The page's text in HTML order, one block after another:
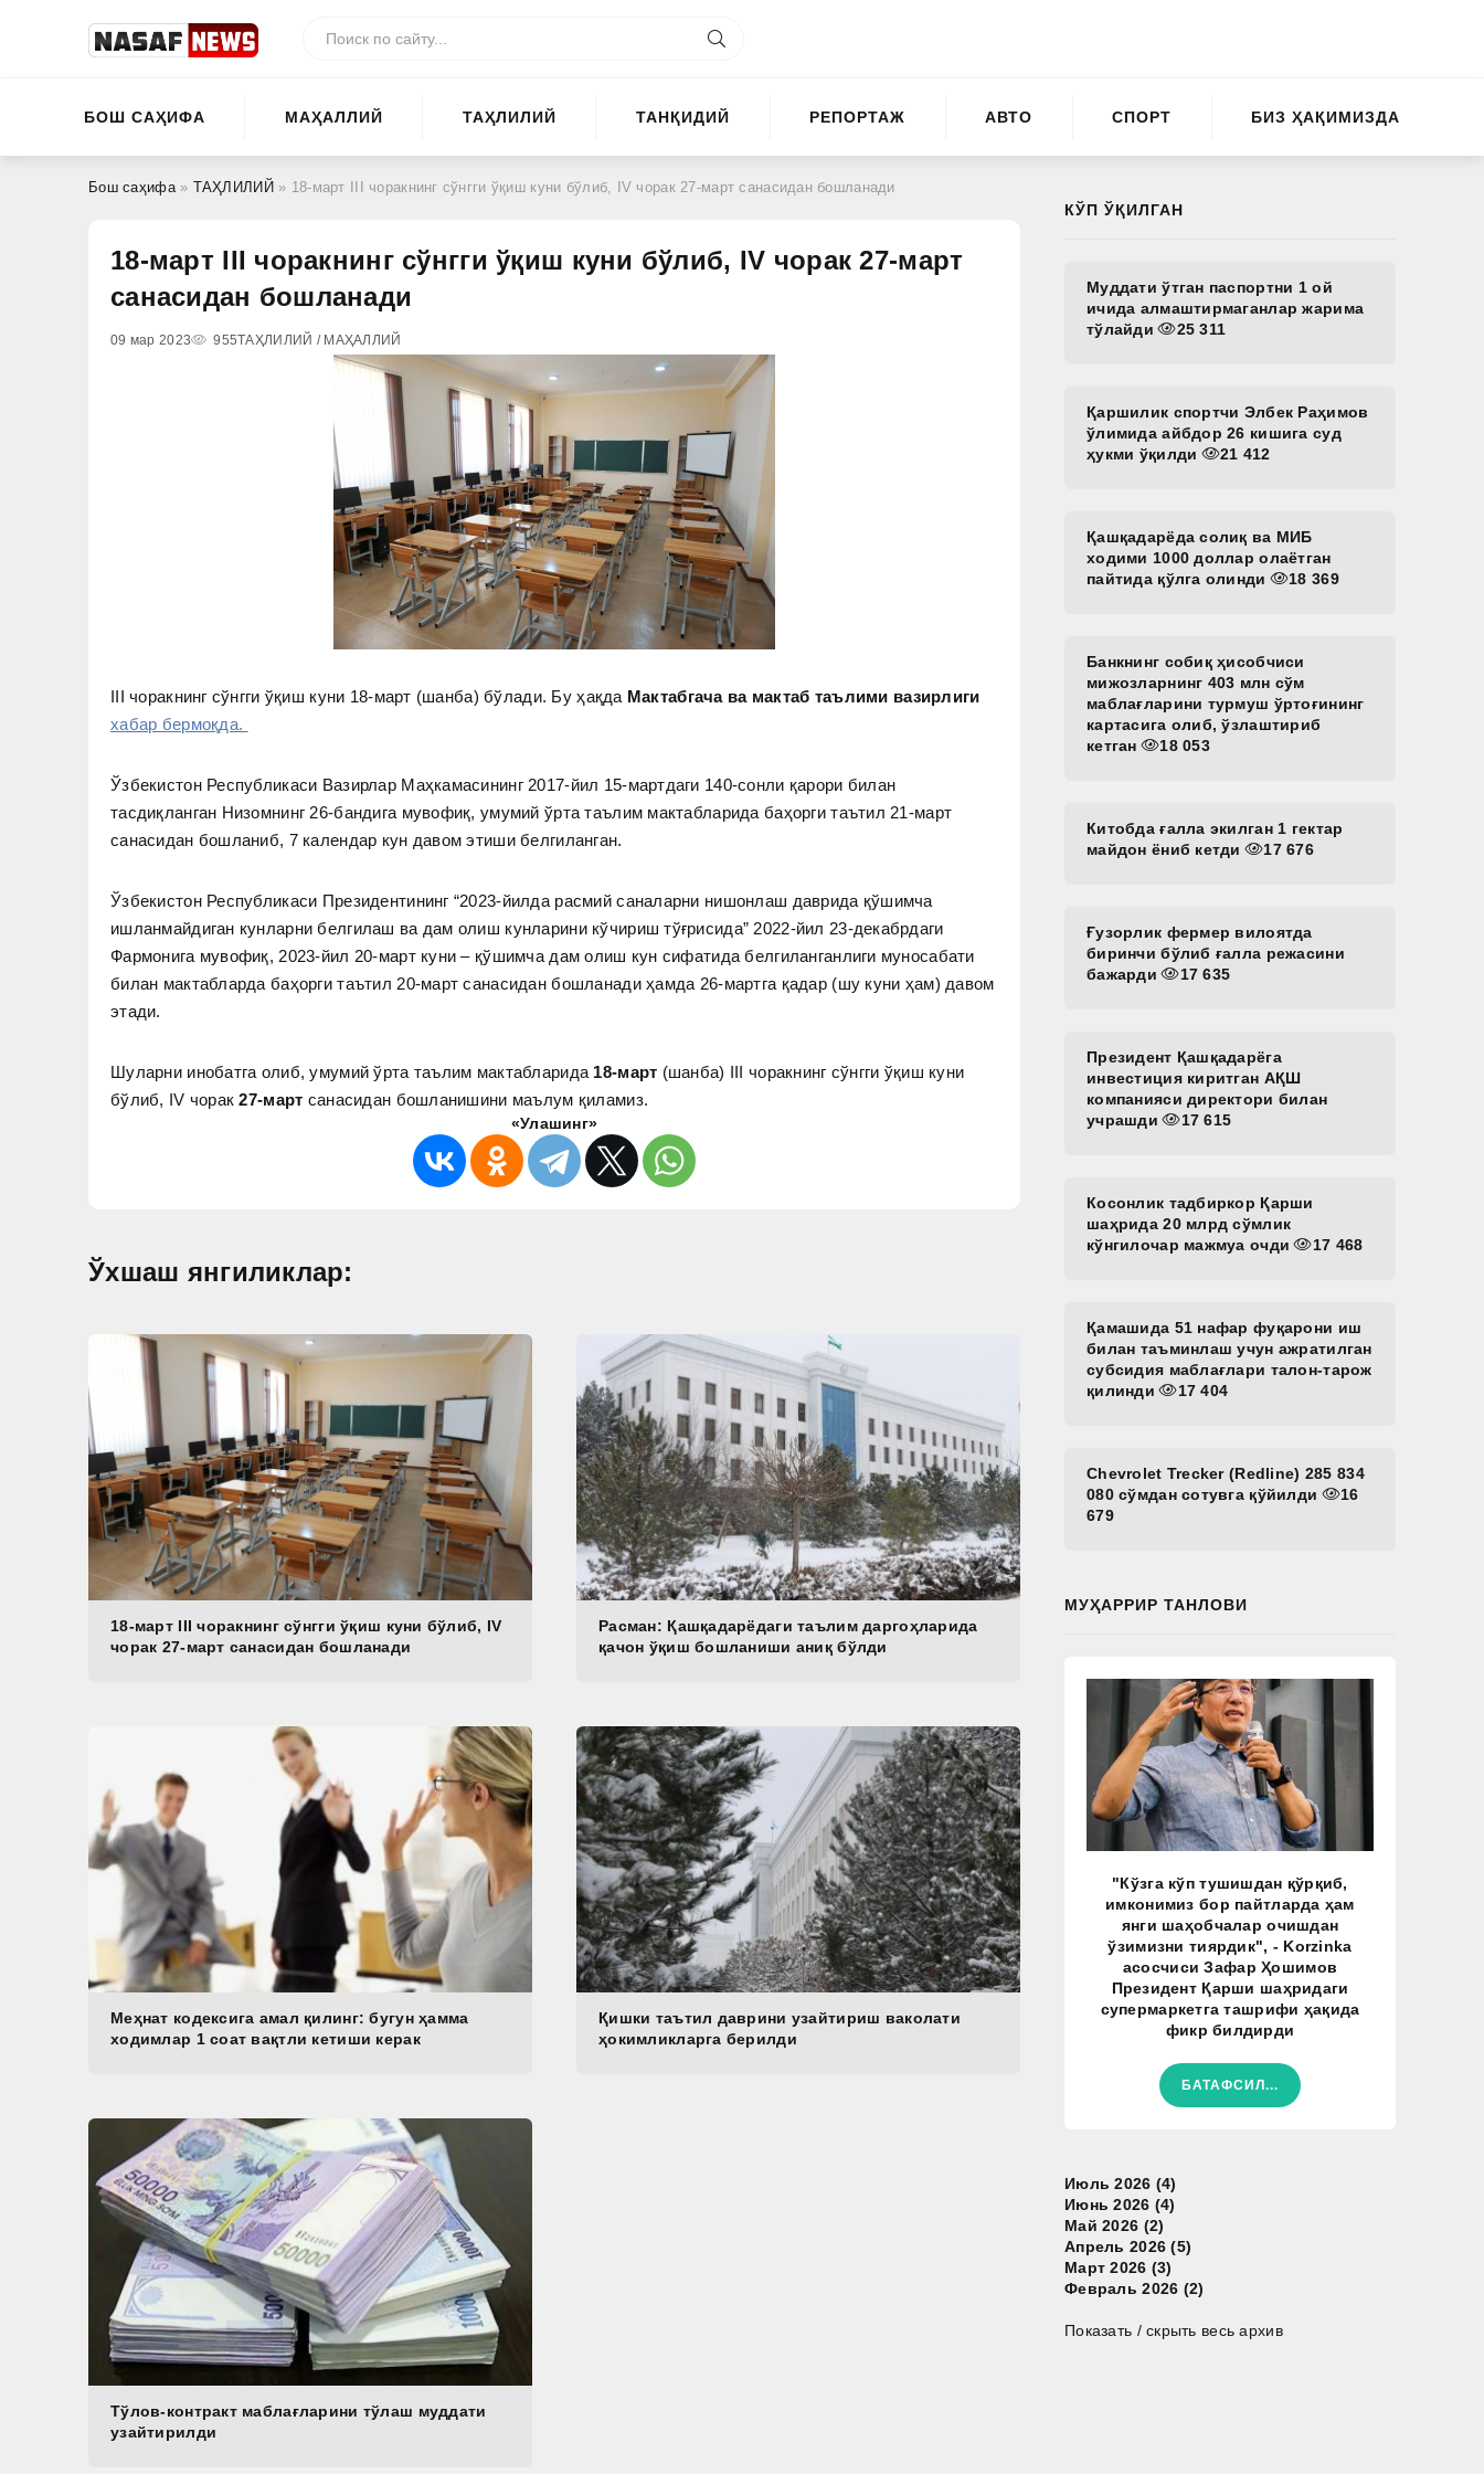
БОШ САҲИФА МАҲАЛЛИЙ ТАҲЛИЛИЙ ТАНҚИДИЙ РЕПОРТАЖ АВТО СПОРТ БИЗ ҲАҚИМИЗДА
Бош саҳифа» ТАҲЛИЛИЙ » 18-март III чоракнинг сўнгги ўқиш куни бўлиб, IV чорак 27-март санасидан бошланади
18-март III чоракнинг сўнгги ўқиш куни бўлиб, IV чорак 27-март
санасидан бошланади
09 мар 2023 955ТАҲЛИЛИЙ / МАҲАЛЛИЙ
III чоракнинг сўнгги ўқиш куни 18-март (шанба) бўлади. Бу ҳақда Мактабгача ва мактаб таълими вазирлиги
хабар бермоқда.
Ўзбекистон Республикаси Вазирлар Маҳкамасининг 2017-йил 15-мартдаги 140-сонли қарори билан
тасдиқланган Низомнинг 26-бандига мувофиқ, умумий ўрта таълим мактабларида баҳорги таътил 21-март
санасидан бошланиб, 7 календар кун давом этиши белгиланган.
Ўзбекистон Республикаси Президентининг “2023-йилда расмий саналарни нишонлаш даврида қўшимча
ишланмайдиган кунларни белгилаш ва дам олиш кунларини кўчириш тўғрисида” 2022-йил 23-декабрдаги
Фармонига мувофиқ, 2023-йил 20-март куни – қўшимча дам олиш кун сифатида белгиланганлиги муносабати
билан мактабларда баҳорги таътил 20-март санасидан бошланади ҳамда 26-мартга қадар (шу куни ҳам) давом
этади.
Шуларни инобатга олиб, умумий ўрта таълим мактабларида 18-март (шанба) III чоракнинг сўнгги ўқиш куни
бўлиб, IV чорак27-март санасидан бошланишини маълум қиламиз.
«Улашинг»
Ўхшаш янгиликлар:
18-март III чоракнинг сўнгги ўқиш куни бўлиб, IV
чорак 27-март санасидан бошланади
Расман: Қашқадарёдаги таълим даргоҳларида
қачон ўқиш бошланиши аниқ бўлди
Меҳнат кодексига амал қилинг: бугун ҳамма
ходимлар 1 соат вақтли кетиши керак
Қишки таътил даврини узайтириш ваколати
ҳокимликларга берилди
Тўлов-контракт маблағларини тўлаш муддати
узайтирилди
КЎП ЎҚИЛГАН
Муддати ўтган паспортни 1 ой
ичида алмаштирмаганлар жарима
тўлайди
25 311
Қаршилик спортчи Элбек Раҳимов
ўлимида айбдор 26 кишига суд
ҳукми ўқилди
21 412
Қашқадарёда солиқ ва МИБ
ходими 1000 доллар олаётган
пайтида қўлга олинди
18 369
Банкнинг собиқ ҳисобчиси
мижозларнинг 403 млн сўм
маблағларини турмуш ўртоғининг
картасига олиб, ўзлаштириб
кетган
18 053
Китобда ғалла экилган 1 гектар
майдон ёниб кетди
17 676
Ғузорлик фермер вилоятда
биринчи бўлиб ғалла режасини
бажарди
17 635
Президент Қашқадарёга
инвестиция киритган АҚШ
компанияси директори билан
учрашди
17 615
Косонлик тадбиркор Қарши
шаҳрида 20 млрд сўмлик
кўнгилочар мажмуа очди
17 468
Қамашида 51 нафар фуқарони иш
билан таъминлаш учун ажратилган
субсидия маблағлари талон-тарож
қилинди
17 404
Chevrolet Trecker (Redline) 285 834
080 сўмдан сотувга қўйилди
16
679
МУҲАРРИР ТАНЛОВИ
"Кўзга кўп тушишдан қўрқиб,
имконимиз бор пайтларда ҳам
янги шаҳобчалар очишдан
ўзимизни тиярдик", - Korzinka
асосчиси Зафар Ҳошимов
Президент Қарши шаҳридаги
супермаркетга ташрифи ҳақида
фикр билдирди
БАТАФСИЛ...
Июль 2026 (4)
Июнь 2026 (4)
Май 2026 (2)
Апрель 2026 (5)
Март 2026 (3)
Февраль 2026 (2)
Показать / скрыть весь архив